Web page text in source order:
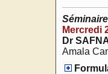
Mercredi
Dr
Amala